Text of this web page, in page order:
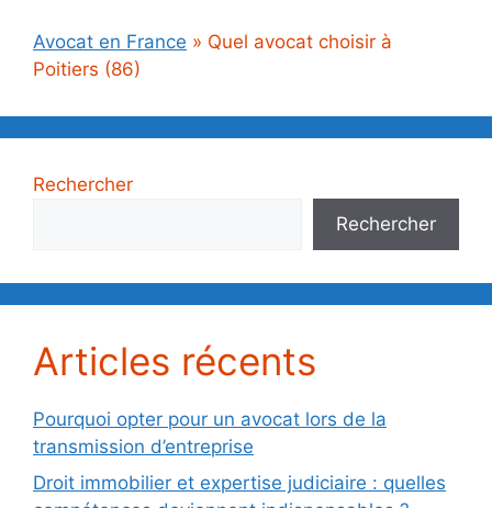
Avocat en France » Quel avocat choisir à
Poitiers (86)
Rechercher
Rechercher
Articles récents
Pourquoi opter pour un avocat lors de la
transmission d’entreprise
Droit immobilier et expertise judiciaire : quelles